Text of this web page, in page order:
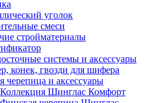
уголок
смеси
стройматериалы
системы и аксессуары
конек, гвозди для шифера
черепица и аксессуары
Коллекция Шинглас Комфорт